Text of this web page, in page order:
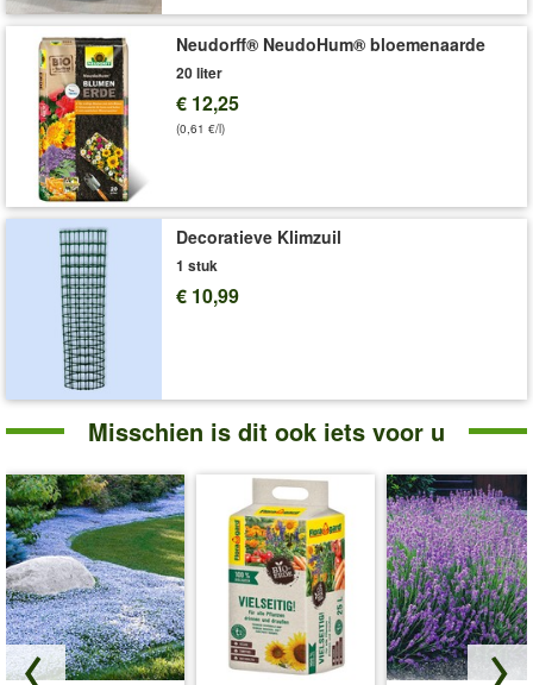
Neudorff® NeudoHum® bloemenaarde
20 liter
€ 12,25
(0,61 €/l)
Decoratieve Klimzuil
1 stuk
€ 10,99
Misschien is dit ook iets voor u